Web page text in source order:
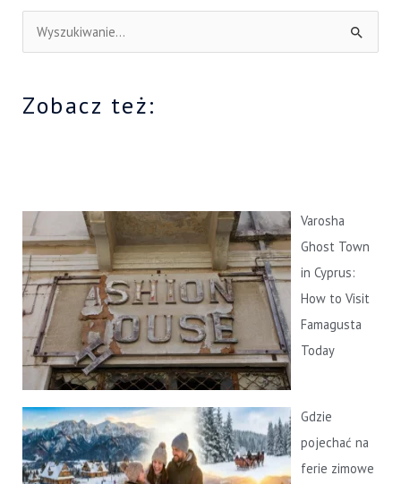
k
l
a
:
Zobacz też:
Varosha
Ghost Town
in Cyprus:
How to Visit
Famagusta
Today
Gdzie
pojechać na
ferie zimowe